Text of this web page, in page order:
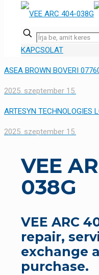
KAPCSOLAT
ASEA BROWN BOVERI
2025. szeptember 15.
ARTESYN TECHNOLOGIES
2025. szeptember 15.
VEE
038G
VEE ARC
repair,
exchange
purchase.